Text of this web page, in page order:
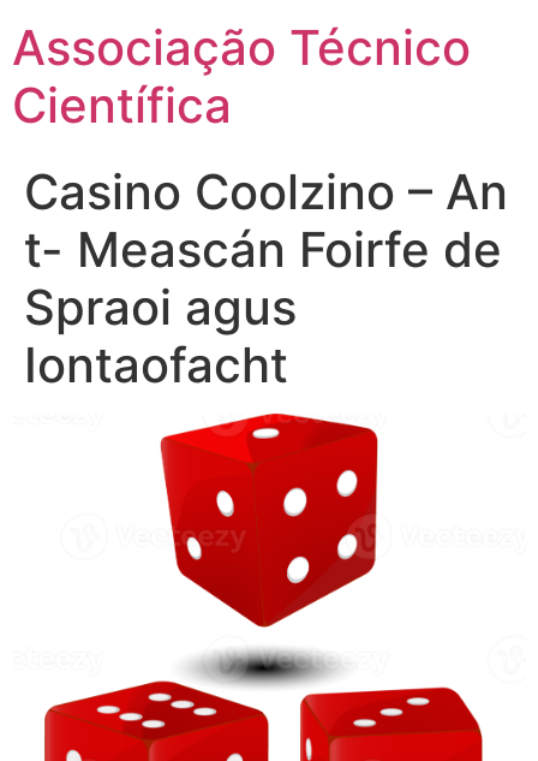
para
conteúdo
Associação Técnico
Científica
Casino Coolzino – An
t- Meascán Foirfe de
Spraoi agus
Iontaofacht